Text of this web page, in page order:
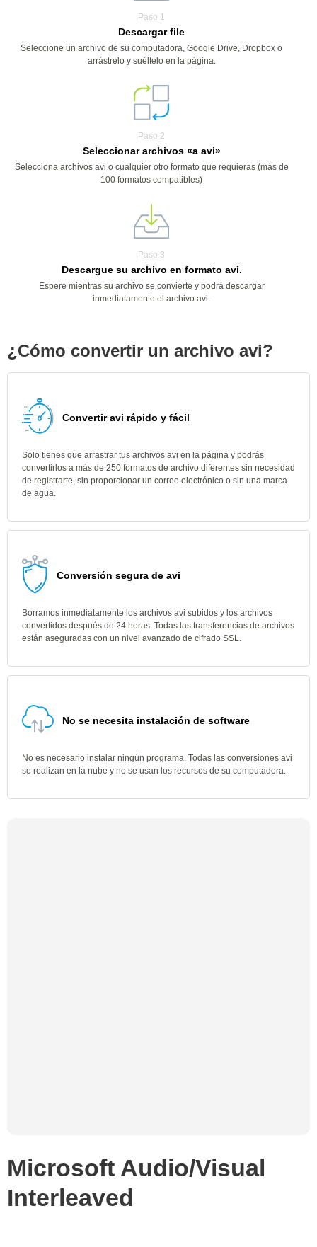
Paso 1
Descargar file
Seleccione un archivo de su computadora, Google Drive, Dropbox o
arrástrelo y suéltelo en la página.
Paso 2
Seleccionar archivos «a avi»
Selecciona archivos avi o cualquier otro formato que requieras (más de
100 formatos compatibles)
Paso 3
Descargue su archivo en formato avi.
Espere mientras su archivo se convierte y podrá descargar
inmediatamente el archivo avi.
¿Cómo convertir un archivo avi?
Convertir avi rápido y fácil
Solo tienes que arrastrar tus archivos avi en la página y podrás
convertirlos a más de 250 formatos de archivo diferentes sin necesidad
de registrarte, sin proporcionar un correo electrónico o sin una marca
de agua.
Conversión segura de avi
Borramos inmediatamente los archivos avi subidos y los archivos
convertidos después de 24 horas. Todas las transferencias de archivos
están aseguradas con un nivel avanzado de cifrado SSL.
No se necesita instalación de software
No es necesario instalar ningún programa. Todas las conversiones avi
se realizan en la nube y no se usan los recursos de su computadora.
Microsoft Audio/Visual
Interleaved